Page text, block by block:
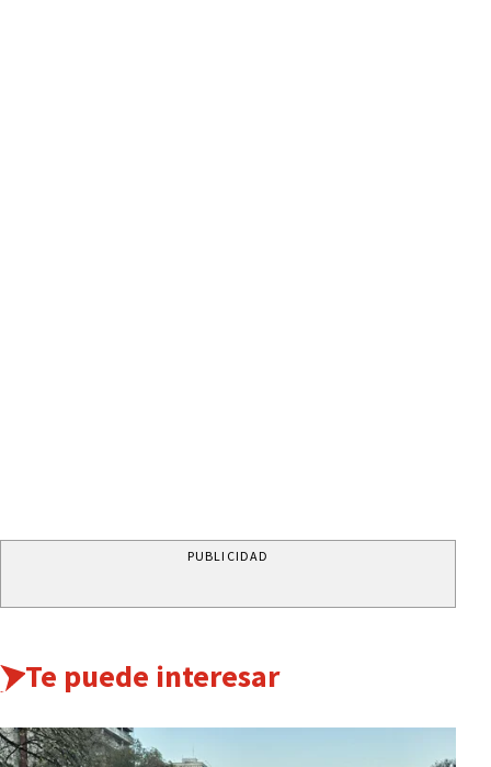
PUBLICIDAD
Te puede interesar